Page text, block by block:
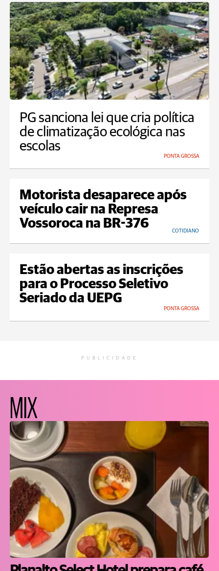
PG sanciona lei que cria política
de climatização ecológica nas
escolas
PONTA GROSSA
Motorista desaparece após
veículo cair na Represa
Vossoroca na BR-376
COTIDIANO
Estão abertas as inscrições
para o Processo Seletivo
Seriado da UEPG
PONTA GROSSA
PUBLICIDADE
MIX